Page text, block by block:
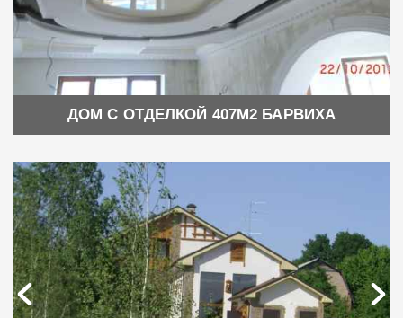
ДОМ С ОТДЕЛКОЙ 407М2 БАРВИХА